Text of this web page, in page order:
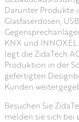
Darunter Produkte
Glasfaserdosen,
KNX und
legt die ZidaTech
Produktion in der
gefertigten
Kunden
Besuchen Sie
melden sie sich bei